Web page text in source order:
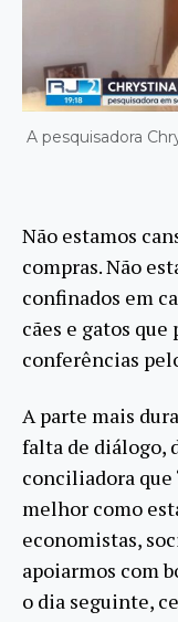
A pesquisadora
Não estamos
compras. Não
confinados em
cães e gatos que
conferências
A parte mais
falta de diálogo,
conciliadora que
melhor como
economistas,
apoiarmos com
o dia seguinte,